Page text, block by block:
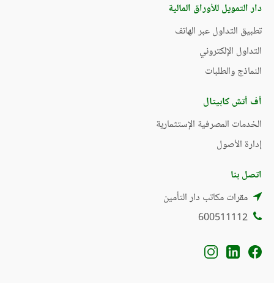
دار التمويل للأوراق المالية
تطبيق التداول عبر الهاتف
التداول الإلكتروني
النماذج والطلبات
أف أتش كابيتال
الخدمات المصرفية الإستثمارية
إدارة الأصول
اتصل بنا
مقرات مكاتب دار التأمين
600511112